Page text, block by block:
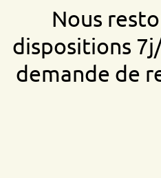
Nous
dispositions
demande de